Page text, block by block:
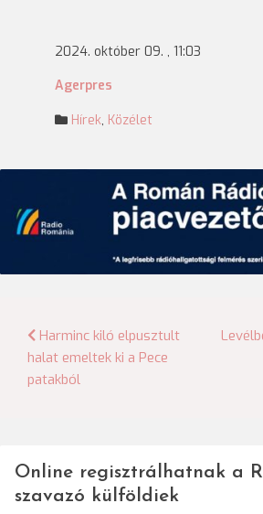
2024. október 09. , 11:03
Agerpres
Hírek, Közélet
Bejegyzés
navigáció
Harminc kiló elpusztult
halat emeltek ki a Pece
patakból
Online regisztrálhatnak a
szavazó külföldiek